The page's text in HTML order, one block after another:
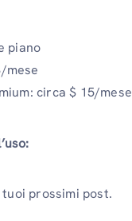
piano
mese
circa $ 15/mese
prossimi post.